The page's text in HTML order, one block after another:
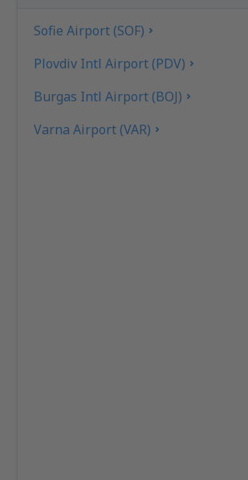
Sofie Airport (SOF)
Plovdiv Intl Airport (PDV)
Burgas Intl Airport (BOJ)
Varna Airport (VAR)